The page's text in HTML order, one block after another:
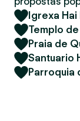
Igrexa Hai
Templo de
Praia de
Santuario
Parroquia